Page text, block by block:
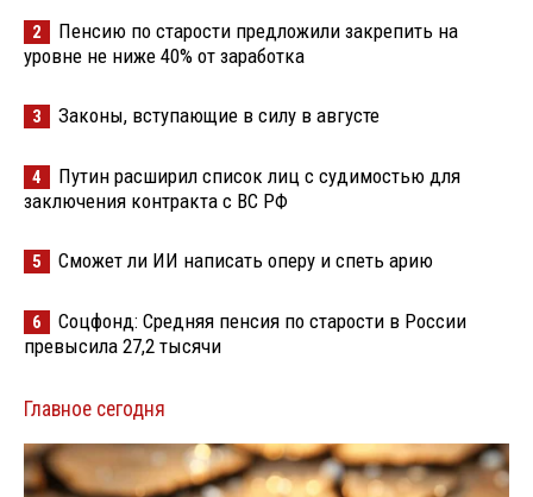
2
Пенсию по старости предложили закрепить на
уровне не ниже 40% от заработка
3 Законы, вступающие в силу в августе
4
Путин расширил список лиц с судимостью для
заключения контракта с ВС РФ
5 Сможет ли ИИ написать оперу и спеть арию
6
Соцфонд: Средняя пенсия по старости в России
превысила 27,2 тысячи
Главное сегодня